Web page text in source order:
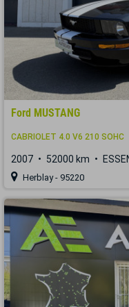
Ford MUSTANG
CABRIOLET 4.0 V6 210 SOHC
2007 52000 km
Herblay - 95220